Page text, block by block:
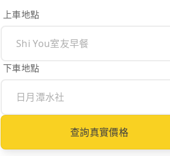
上車地點
下車地點
查詢真實價格